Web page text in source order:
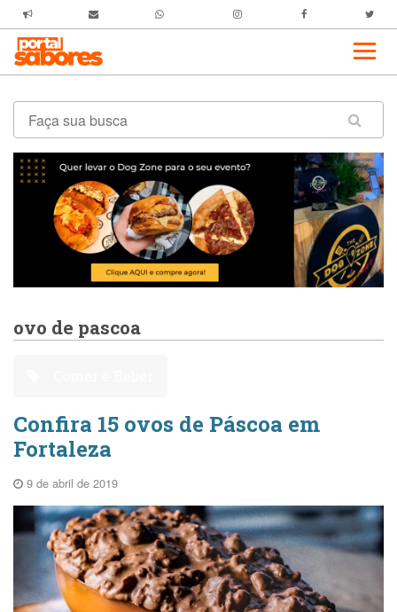
ovo de pascoa
Confira 15 ovos de Páscoa em
Fortaleza
9 de abril de 2019